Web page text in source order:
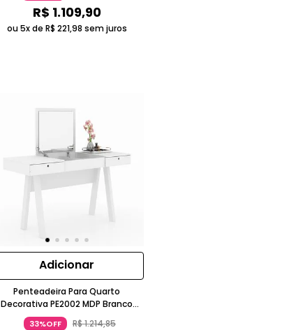
R$ 1.109,90
ou 5x de R$ 221,98 sem juros
Adicionar
Penteadeira Para Quarto
Decorativa PE2002 MDP Branco
Gran Belo
33%OFF R$1.214,85